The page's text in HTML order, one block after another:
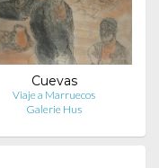
Cuevas
Viaje a Marruecos
Galerie Hus